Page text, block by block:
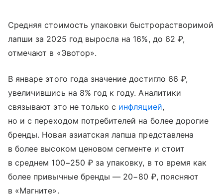
Средняя стоимость упаковки быстрорастворимой
лапши за 2025 год выросла на 16%, до 62 ₽,
отмечают в «Эвотор».
В январе этого года значение достигло 66 ₽,
увеличившись на 8% год к году. Аналитики
связывают это не только с инфляцией,
но и с переходом потребителей на более дорогие
бренды. Новая азиатская лапша представлена
в более высоком ценовом сегменте и стоит
в среднем 100−250 ₽ за упаковку, в то время как
более привычные бренды — 20−80 ₽, поясняют
в «Магните».